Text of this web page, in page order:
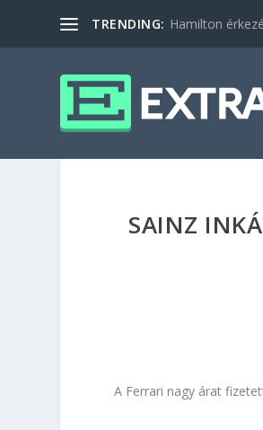
TRENDING: Hamilton
SAINZ
A Ferrari nagy árat